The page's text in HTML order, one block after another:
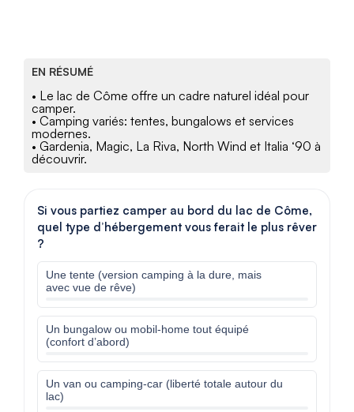
EN RÉSUMÉ
• Le lac de Côme offre un cadre naturel idéal pour
camper.
• Camping variés: tentes, bungalows et services
modernes.
• Gardenia, Magic, La Riva, North Wind et Italia ‘90 à
découvrir.
Si vous partiez camper au bord du lac de Côme,
quel type d’hébergement vous ferait le plus rêver
?
Une tente (version camping à la dure, mais
avec vue de rêve)
Un bungalow ou mobil-home tout équipé
(confort d’abord)
Un van ou camping-car (liberté totale autour du
lac)